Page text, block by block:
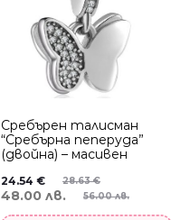
Сребърен талисман
“Сребърна пеперуда”
(двойна) – масивен
28.63€
24.54 €
56.00 лв.
48.00 лв.